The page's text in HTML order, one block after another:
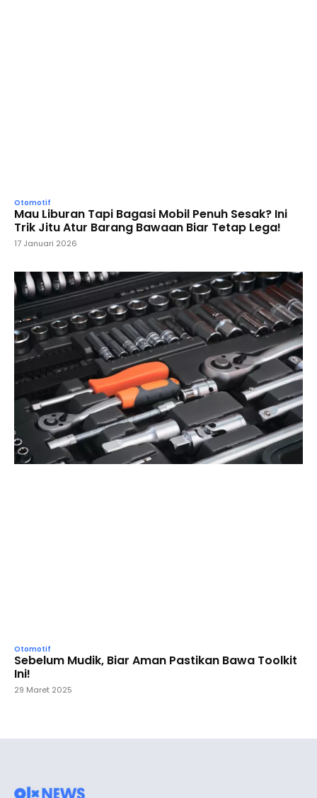
Otomotif
Mau Liburan Tapi Bagasi Mobil Penuh Sesak? Ini
Trik Jitu Atur Barang Bawaan Biar Tetap Lega!
17 Januari 2026
Otomotif
Sebelum Mudik, Biar Aman Pastikan Bawa Toolkit
Ini!
29 Maret 2025